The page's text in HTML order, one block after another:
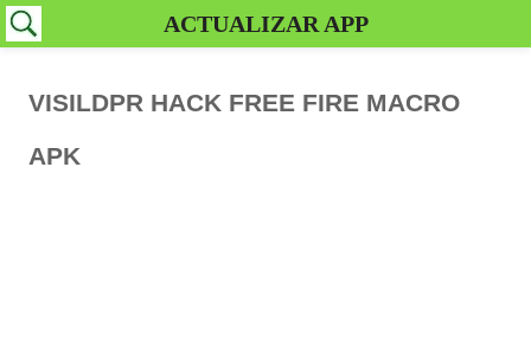
VISILDPR HACK FREE FIRE MACRO
APK
ACTUALIZAR APP